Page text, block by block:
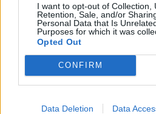
I want to opt-out of Collection,
Retention, Sale, and/or
Personal Data that Is
Purposes for which it was
Opted Out
CONFIRM
Data Deletion Data
Dogodki
Igre
Forum
Mali oglasi
Kdo smo